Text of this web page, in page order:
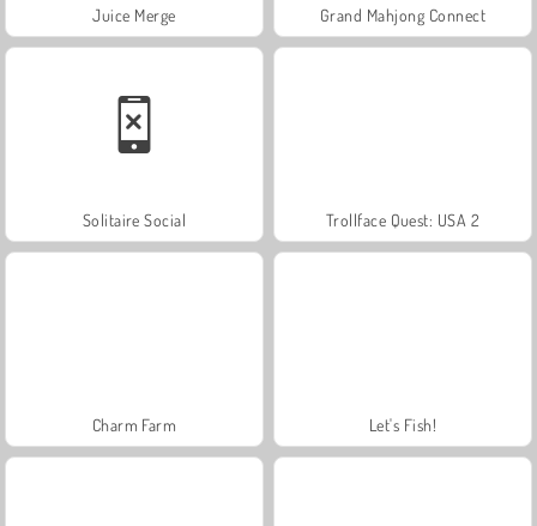
Juice Merge Grand Mahjong Connect
Solitaire Social Trollface Quest: USA 2
Charm Farm Let's Fish!